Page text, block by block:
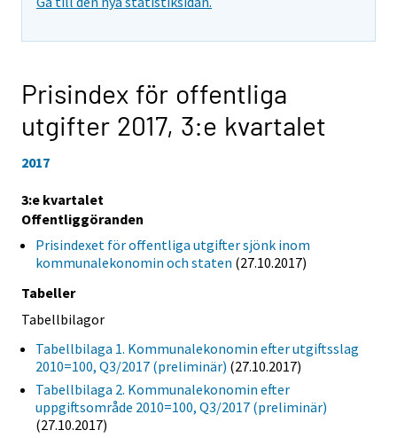
Prisindex för offentliga
utgifter 2017, 3:e kvartalet
2017
3:e kvartalet
Offentliggöranden
Prisindexet för offentliga utgifter sjönk inom
kommunalekonomin och staten (27.10.2017)
Tabeller
Tabellbilagor
Tabellbilaga 1. Kommunalekonomin efter utgiftsslag
2010=100, Q3/2017 (preliminär) (27.10.2017)
Tabellbilaga 2. Kommunalekonomin efter
uppgiftsområde 2010=100, Q3/2017 (preliminär)
(27.10.2017)